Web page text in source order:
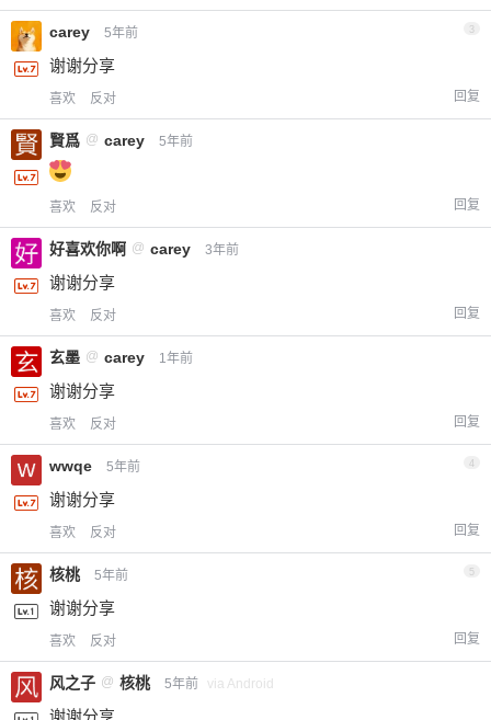
carey 5年前 3
谢谢分享
喜欢 反对 回复
賢爲 @ carey 5年前
喜欢 反对 回复
好喜欢你啊 @ carey 3年前
谢谢分享
喜欢 反对 回复
玄墨 @ carey 1年前
谢谢分享
喜欢 反对 回复
wwqe 5年前 4
谢谢分享
喜欢 反对 回复
核桃 5年前 5
谢谢分享
喜欢 反对 回复
风之子 @ 核桃 5年前 via Android